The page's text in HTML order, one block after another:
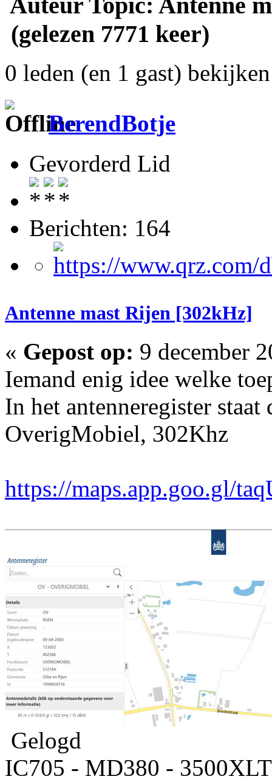
(gelezen 7771 keer)
0 leden (en 1 gast)
BerendBotje
Gevorderd Lid
Berichten: 164
Antenne mast Rijen [302kHz]
« Gepost op: 9 december
Iemand enig idee welke
In het antenneregister staat
OverigMobiel, 302Khz
https://maps.app.goo.gl/
Gelogd
IC705 - MD380 - 3500XLT